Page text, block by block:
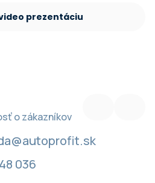
prezentáciu
o zákazníkov
036